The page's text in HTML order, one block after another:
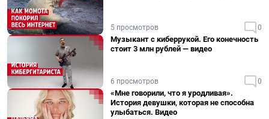
5 просмотров 0
Музыкант с киберрукой. Его конечность
стоит 3 млн рублей — видео
6 просмотров 0
«Мне говорили, что я уродливая».
История девушки, которая не способна
улыбаться. Видео